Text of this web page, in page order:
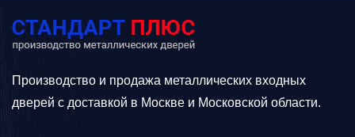
Производство и продажа металлических входных
дверей с доставкой в Москве и Московской области.